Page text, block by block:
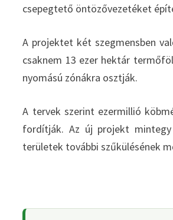
csepegtető öntözővezetéket
A projektet két szegmensben
csaknem 13 ezer hektár
nyomású zónákra osztják.
A tervek szerint ezermillió
fordítják. Az új projekt
területek további szűkülésének